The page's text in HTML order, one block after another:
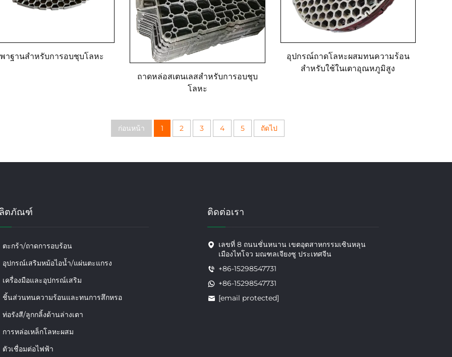
าฐานสำหรับการอบชุบโลหะ
ถาดหล่อสเตนเลสสำหรับการอบชุบ
โลหะ
อุปกรณ์ถาดโลหะผสมทนความร้อน
สำหรับใช้ในเตาอุณหภูมิสูง
ก่อนหน้า 1 2 3 4 5 ถัดไป
ตภัณฑ์
ตะกร้า/ถาดการอบร้อน
อุปกรณ์เสริมหม้อไอน้ำ/แผ่นตะแกรง
เครื่องมือและอุปกรณ์เสริม
ชิ้นส่วนทนความร้อนและทนการสึกหรอ
ท่อรังสี/ลูกกลิ้งด้านล่างเตา
การหล่อเหล็กโลหะผสม
ตัวเชื่อมต่อไฟฟ้า
ติดต่อเรา
เลขที่ 8 ถนนชั่นหนาน เขตอุตสาหกรรมเซินหลุน
เมืองไทโจว มณฑลเจียงซู ประเทศจีน
+86-15298547731
+86-15298547731
[email protected]